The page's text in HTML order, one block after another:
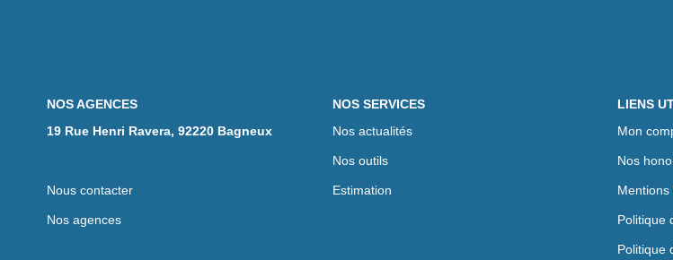
NOS AGENCES
19 Rue Henri Ravera, 92220 Bagneux
Nous contacter
Nos agences
NOS SERVICES
Nos actualités
Nos outils
Estimation
LIENS
Mon
Nos
Mentions
Politique
Politique